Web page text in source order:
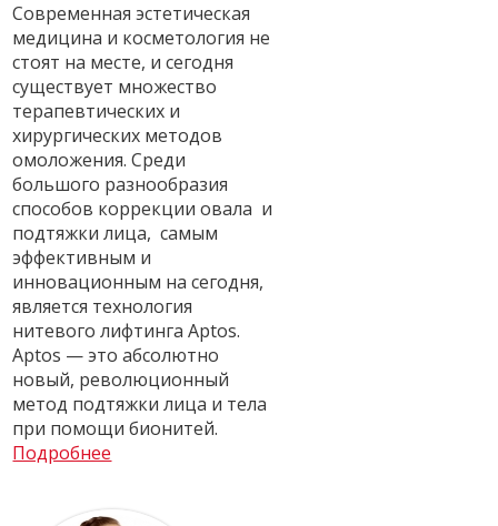
Современная эстетическая
медицина и косметология не
стоят на месте, и сегодня
существует множество
терапевтических и
хирургических методов
омоложения. Среди
большого разнообразия
способов коррекции овала и
подтяжки лица, самым
эффективным и
инновационным на сегодня,
является технология
нитевого лифтинга Aptos.
Aptos — это абсолютно
новый, революционный
метод подтяжки лица и тела
при помощи бионитей.
Подробнее